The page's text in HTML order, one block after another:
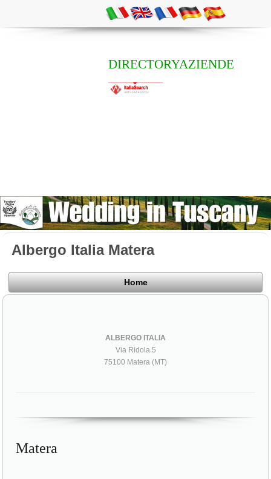
DIRECTORYAZIENDE
Albergo Italia Matera
Home
ALBERGO ITALIA
Via Ridola 5
75100 Matera (MT)
Matera